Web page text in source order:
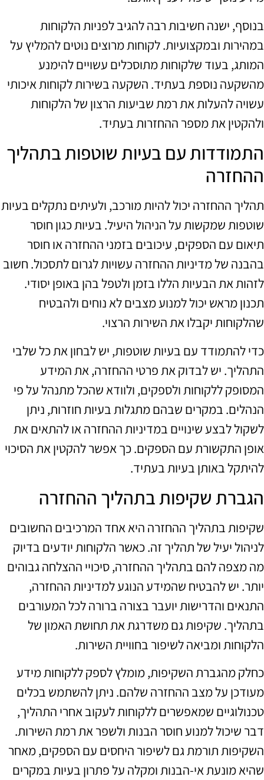
בנוסף, ישנה חשיבות רבה להגיב לפניות הלקוחות
במהירות ובמקצועיות. לקוחות מרוצים נוטים להמליץ על
המותג, בעוד שלקוחות מתוסכלים עשויים להימנע
מהשקעה נוספת בעתיד. השקעה בשירות לקוחות איכותי
עשויה להעלות את רמת שביעות הרצון של הלקוחות
ולהקטין את מספר ההחזרות בעתיד.
התמודדות עם בעיות שוטפות בתהליך
ההחזרה
תהליך ההחזרה יכול להיות מורכב, ולעיתים נתקלים בעיות
שוטפות שמקשות על הניהול היעיל. בעיות כגון חוסר
תיאום עם הספקים, עיכובים בזמני ההחזרה או חוסר
בהבנה של מדיניות ההחזרה עשויות לגרום לתסכול. חשוב
לזהות את הבעיות הללו בזמן ולטפל בהן באופן יסודי.
תכנון מראש יכול למנוע מצבים לא נוחים ולהבטיח
שהלקוחות יקבלו את השירות הרצוי.
כדי להתמודד עם בעיות שוטפות, יש לבחון את כל שלבי
התהליך. יש לבדוק את פרטי ההחזרה, את המידע
המסופק ללקוחות ולספקים, ולוודא שהכל מתנהל על פי
הנהלים. במקרים שבהם מתגלות בעיות חוזרות, ניתן
לשקול לבצע שינויים במדיניות ההחזרה או להתאים את
אופן התקשורת עם הספקים. כך אפשר להקטין את הסיכוי
להיתקל באותן בעיות בעתיד.
הגברת שקיפות בתהליך ההחזרה
שקיפות בתהליך ההחזרה היא אחד המרכיבים החשובים
לניהול יעיל של תהליך זה. כאשר הלקוחות יודעים בדיוק
מה מצפה להם בתהליך ההחזרה, סיכויי ההצלחה גבוהים
יותר. יש להבטיח שהמידע הנוגע למדיניות ההחזרה,
התנאים והדרישות יועבר בצורה ברורה לכל המעורבים
בתהליך. שקיפות גם משדרגת את תחושת האמון של
הלקוחות ומביאה לשיפור בחוויית השירות.
כחלק מהגברת השקיפות, מומלץ לספק ללקוחות מידע
מעודכן על מצב ההחזרה שלהם. ניתן להשתמש בכלים
טכנולוגיים שמאפשרים ללקוחות לעקוב אחרי התהליך,
דבר שיכול למנוע חוסר הבנות ולשפר את רמת השירות.
השקיפות תורמת גם לשיפור היחסים עם הספקים, מאחר
שהיא מונעת אי-הבנות ומקלה על פתרון בעיות במקרים